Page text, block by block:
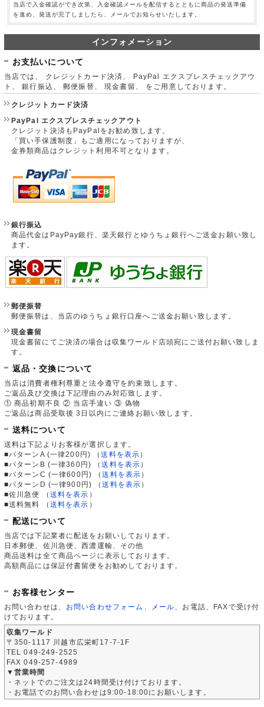
当店で入金確認ができ次第、入金確認メールを配信するとともに商品の発送準備
を進め、発送が完了しましたら、メールでお知らせいたします。
インフォメーション
お支払いについて
当店では、 クレジットカード決済、 PayPal エクスプレスチェックアウ
ト、 銀行振込、 郵便振替、 現金書留、 をご用意しております。
クレジットカード決済
PayPal エクスプレスチェックアウト
クレジット決済もPayPalをお勧め致します。
「買い手保護制度」もご適用になっておりますが、
金券類商品はクレジット利用不可となります。
銀行振込
商品代金はPayPay銀行、楽天銀行とゆうちょ銀行へご送金お願い致し
ます。
郵便振替
郵便振替は、当店のゆうちょ銀行口座へご送金お願い致します。
現金書留
現金書留にてご決済の場合は収集ワールド店頭宛にご送付お願い致しま
す。
返品・交換について
当店は消費者権利尊重と法令遵守を約束致します。
ご返品及び交換は下記理由のみ対応致します。
① 商品初期不良 ② 当店手違い ③ 偽物
ご返品は商品受取後 3日以内にご連絡お願い致します。
送料について
送料は下記よりお客様が選択します。
■パターンA (一律200円)
（送料を表示 ）
■パターンB (一律360円)
（送料を表示 ）
■パターンC (一律600円)
（送料を表示 ）
■パターンD (一律900円)
（送料を表示 ）
■佐川急便
（ 送料を表示 ）
■送料無料
（ 送料を表示 ）
配送について
当店では下記業者に配送をお願いしております。
日本郵便、佐川急便、西濃運輸、その他
商品送料は全て商品ページに表示しております。
高額商品には保証付書留便をお勧めしております。
お客様センター
お問い合わせは、 お問い合わせフォーム メール 、お電話、FAXで受け付
けております。
収集ワールド
〒350-1117 川越市広栄町17-7-1F
TEL 049-249-2525
FAX 049-257-4989
▼営業時間
・ネットでのご注文は24時間受け付けております。
・お電話でのお問い合わせは9:00-18:00にお願いします。